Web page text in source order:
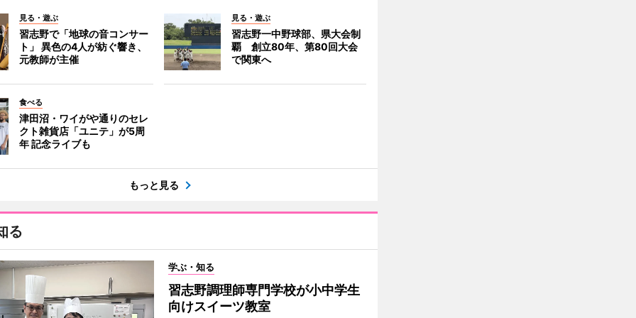
見る・遊ぶ
習志野で「地球の音コンサー
ト」 異色の4人が紡ぐ響き、
元教師が主催
見る・遊ぶ
習志野一中野球部、県大会制
覇 創立80年、第80回大会
で関東へ
食べる
津田沼・ワイがや通りのセレ
クト雑貨店「ユニテ」が5周
年 記念ライブも
もっと見る
る
学ぶ・知る
習志野調理師専門学校が小中学生
向けスイーツ教室